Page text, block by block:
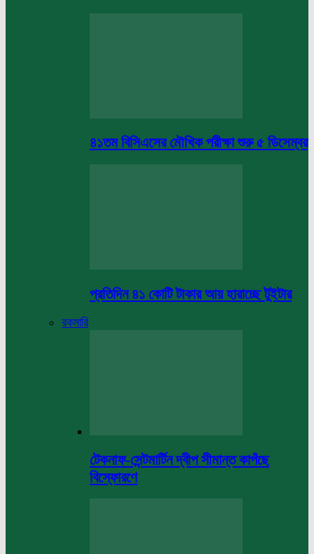
৪১তম বিসিএসের মৌখিক পরীক্ষা শুরু ৫ ডিসেম্বর
প্রতিদিন ৪১ কোটি টাকার আয় হারাচ্ছে টুইটার
রকমারি
টেকনাফ-সেন্টমার্টিন দ্বীপ সীমান্ত কাপঁছে
বিস্ফোরণে